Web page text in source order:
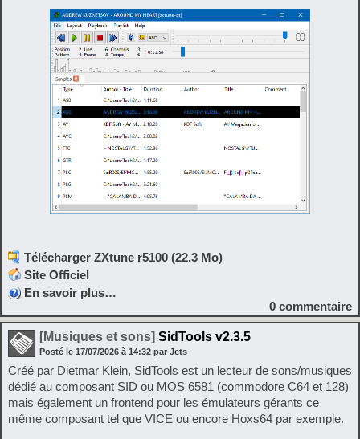
Télécharger ZXtune r5100 (22.3 Mo)
Site Officiel
En savoir plus…
0 commentaire
[Musiques et sons] SidTools v2.3.5
Posté le 17/07/2026 à 14:32 par Jets
Créé par Dietmar Klein, SidTools est un lecteur de sons/musiques
dédié au composant SID ou MOS 6581 (commodore C64 et 128)
mais également un frontend pour les émulateurs gérants ce
même composant tel que VICE ou encore Hoxs64 par exemple.